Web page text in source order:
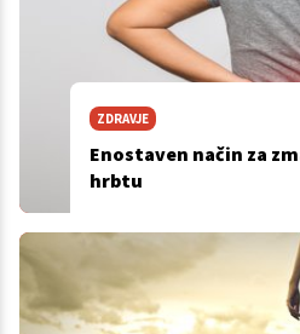
ZDRAVJE
Enostaven način za
hrbtu